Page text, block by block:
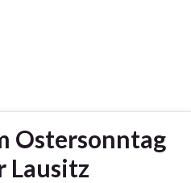
Ostersonntag
Lausitz